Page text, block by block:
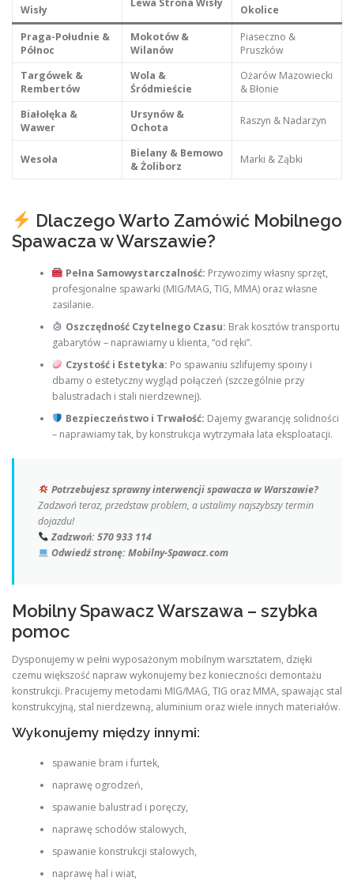
Wisły
Lewa Strona Wisły
Okolice
Praga-Południe &
Północ
Mokotów &
Wilanów
Piaseczno &
Pruszków
Targówek &
Rembertów
Wola &
Śródmieście
Ożarów Mazowiecki
& Błonie
Białołęka &
Wawer
Ursynów &
Ochota
Raszyn & Nadarzyn
Wesoła
Bielany & Bemowo
& Żoliborz
Marki & Ząbki
Dlaczego Warto Zamówić Mobilnego
Spawacza w Warszawie?
Pełna Samowystarczalność: Przywozimy własny sprzęt,
profesjonalne spawarki (MIG/MAG, TIG, MMA) oraz własne
zasilanie.
Oszczędność Czytelnego Czasu: Brak kosztów transportu
gabarytów – naprawiamy u klienta, “od ręki”.
Czystość i Estetyka: Po spawaniu szlifujemy spoiny i
dbamy o estetyczny wygląd połączeń (szczególnie przy
balustradach i stali nierdzewnej).
Bezpieczeństwo i Trwałość: Dajemy gwarancję solidności
– naprawiamy tak, by konstrukcja wytrzymała lata eksploatacji.
Potrzebujesz sprawny interwencji spawacza w Warszawie?
Zadzwoń teraz, przedstaw problem, a ustalimy najszybszy termin
dojazdu!
Zadzwoń:570 933 114
Odwiedź stronę:Mobilny-Spawacz.com
Mobilny Spawacz Warszawa – szybka
pomoc
Dysponujemy w pełni wyposażonym mobilnym warsztatem, dzięki
czemu większość napraw wykonujemy bez konieczności demontażu
konstrukcji. Pracujemy metodami MIG/MAG, TIG oraz MMA, spawając stal
konstrukcyjną, stal nierdzewną, aluminium oraz wiele innych materiałów.
Wykonujemy między innymi:
spawanie bram i furtek,
naprawę ogrodzeń,
spawanie balustrad i poręczy,
naprawę schodów stalowych,
spawanie konstrukcji stalowych,
naprawę hal i wiat,